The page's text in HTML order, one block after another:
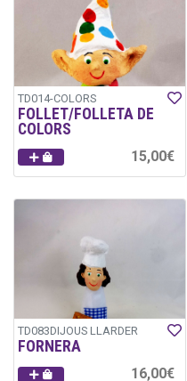
TD014-COLORS
FOLLET/FOLLETA DE
COLORS
15,00€
TD083DIJOUS LLARDER
FORNERA
16,00€